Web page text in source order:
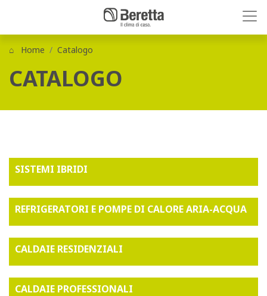
Home Catalogo
CATALOGO
SISTEMI IBRIDI
REFRIGERATORI E POMPE DI CALORE ARIA-ACQUA
CALDAIE RESIDENZIALI
CALDAIE PROFESSIONALI